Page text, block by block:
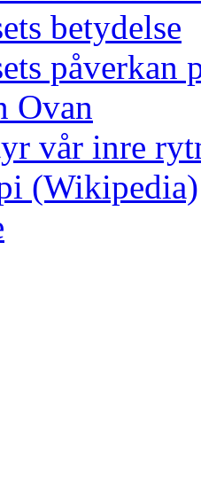
betydelse
påverkan
Ovan
vår inre
(Wikipedia)